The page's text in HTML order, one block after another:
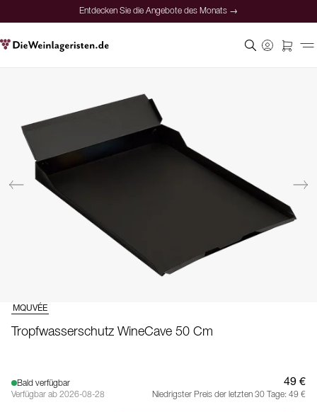
Entdecken Sie die Angebote des Monats →
MQUVÉE
Tropfwasserschutz WineCave 50 Cm
Bald verfügbar
Verfügbar ab 2026-08-28
49 €
Niedrigster Preis der letzten 30 Tage: 49 €